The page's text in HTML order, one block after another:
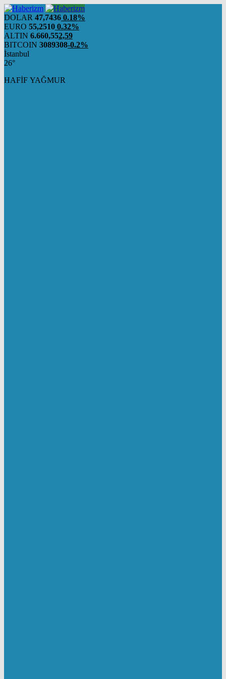
DOLAR 47,7436 0.18%
EURO 55,2510 0.32%
ALTIN 6.660,552,59
BITCOIN 3089308-0.2%
İstanbul
26°
HAFİF YAĞMUR